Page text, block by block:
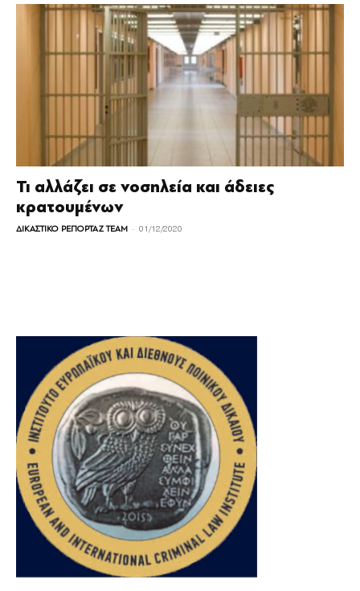
Τι αλλάζει σε νοσηλεία και άδειες
κρατουμένων
ΔΙΚΑΣΤΙΚΟ ΡΕΠΟΡΤΑΖ TEAM - 01/12/2020